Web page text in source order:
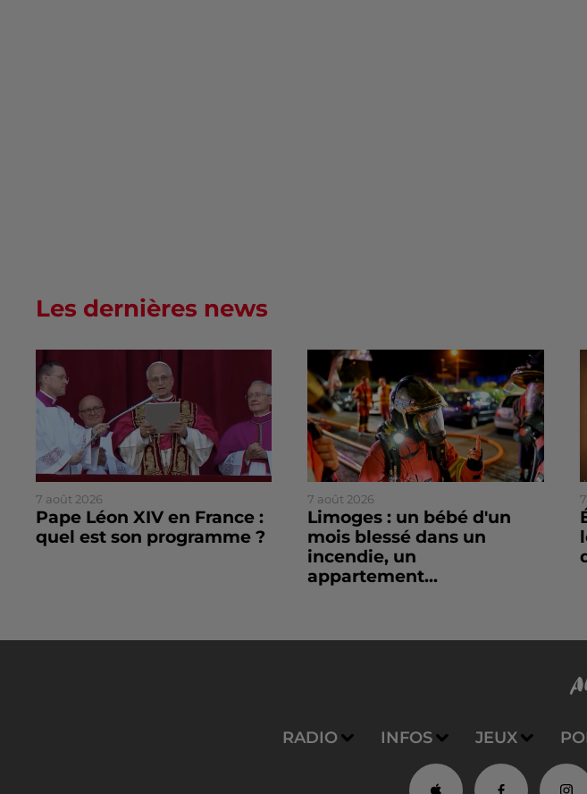
Les dernières news
7 août 2026
Pape Léon XIV en France :
quel est son programme ?
7 août 2026
Limoges : un bébé d'un
mois blessé dans un
incendie, un
appartement...
RADIO INFOS JEUX